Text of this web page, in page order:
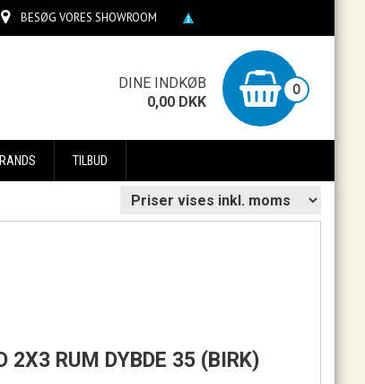
BESØG VORES SHOWROOM
DINE INDKØB 0
0,00 DKK
TILBUD
2X3 RUM DYBDE 35 (BIRK)